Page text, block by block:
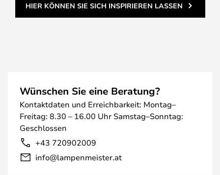
HIER KÖNNEN SIE SICH INSPIRIEREN LASSEN
Wünschen Sie eine Beratung?
Kontaktdaten und Erreichbarkeit: Montag–
Freitag: 8.30 – 16.00 Uhr Samstag–Sonntag:
Geschlossen
+43 720902009
info@lampenmeister.at